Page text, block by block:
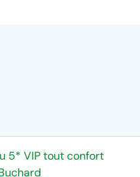
5* VIP tout confort